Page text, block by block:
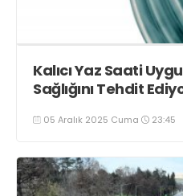
Kalıcı Yaz Saati
Sağlığını Tehdit
05 Aralık 2025 Cuma 23:45